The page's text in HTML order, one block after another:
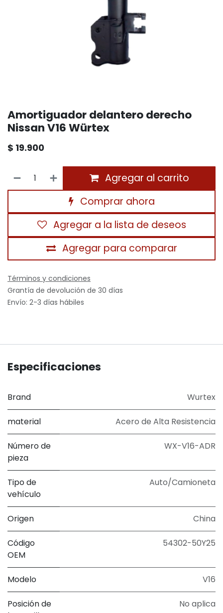
Amortiguador delantero derecho
Nissan V16 Würtex
$ 19.900
Agregar al carrito
Comprar ahora
Agregar para comparar
Agregar a la lista de deseos
Términos y condiciones
Grantía de devolución de 30 días
Envío: 2-3 días hábiles
Especificaciones
Brand Wurtex
material Acero de Alta Resistencia
Número de
pieza
WX-V16-ADR
Tipo de
vehículo
Auto/Camioneta
Origen China
Código
OEM
54302-50Y25
Modelo V16
Posición de
No aplica